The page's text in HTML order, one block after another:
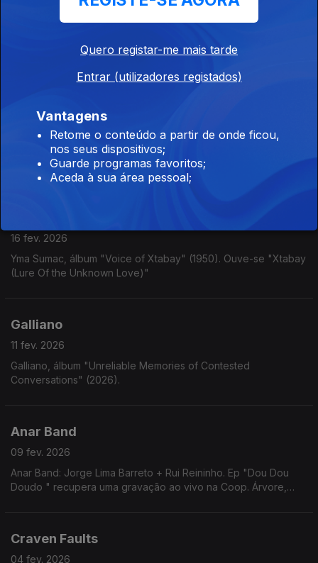
Autechre
Autechre, "Slip", álbum "Amber" (1998)
Fábio de Almeida
18 fev. 2026
Fábio de Almeida, album "Requiem For A Dragon" na Dox
Records. Ouve-se "Kitsune Pulse
16 fev. 2026
Yma Sumac, álbum "Voice of Xtabay" (1950). Ouve-se "Xtabay
(Lure Of the Unknown Love)"
Galliano
11 fev. 2026
Galliano, álbum "Unreliable Memories of Contested
Conversations" (2026).
Anar Band
09 fev. 2026
Anar Band: Jorge Lima Barreto + Rui Reininho. Ep "Dou Dou
Doudo " recupera uma gravação ao vivo na Coop. Árvore,
Craven Faults
04 fev. 2026
Quero registar-me mais tarde
Entrar (utilizadores registados)
Vantagens
Retome o conteúdo a partir de onde ficou,
nos seus dispositivos;
Guarde programas favoritos;
Aceda à sua área pessoal;